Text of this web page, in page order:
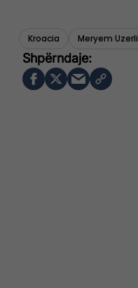
Kroacia Meryem Uzerli